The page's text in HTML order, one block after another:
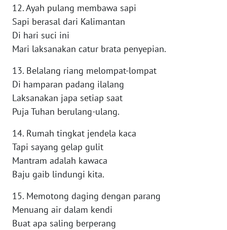
12. Ayah pulang membawa sapi
Sapi berasal dari Kalimantan
Di hari suci ini
Mari laksanakan catur brata penyepian.
13. Belalang riang melompat-lompat
Di hamparan padang ilalang
Laksanakan japa setiap saat
Puja Tuhan berulang-ulang.
14. Rumah tingkat jendela kaca
Tapi sayang gelap gulit
Mantram adalah kawaca
Baju gaib lindungi kita.
15. Memotong daging dengan parang
Menuang air dalam kendi
Buat apa saling berperang
WN
KALTARA
KALSEL
WN
KALTIM
WN
SULSEL
WN
GORONTALO
WN
SULUT